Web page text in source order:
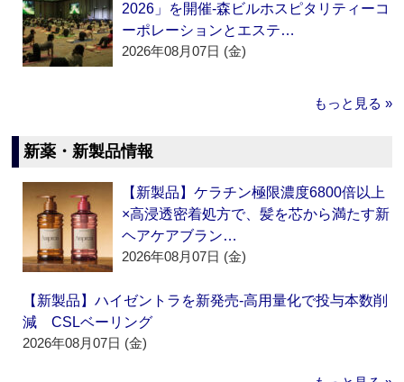
2026」を開催‐森ビルホスピタリティーコ
ーポレーションとエステ…
2026年08月07日 (金)
もっと見る »
新薬・新製品情報
【新製品】ケラチン極限濃度6800倍以上
×高浸透密着処方で、髪を芯から満たす新
ヘアケアブラン…
2026年08月07日 (金)
【新製品】ハイゼントラを新発売‐高用量化で投与本数削
減 CSLベーリング
2026年08月07日 (金)